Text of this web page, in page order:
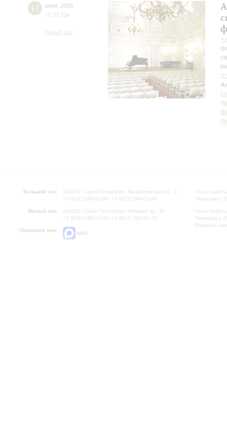
17 июня 2026
19:00 Ср
Малый зал
Большой зал:
191186, Санкт-Петербург, Михайловская ул., 2
+7 (812) 240-01-00, +7 (812) 240-01-80
Малый зал:
191011, Санкт-Петербург, Невский пр., 30
+7 (812) 240-01-00, +7 (812) 240-01-70
Напишите нам:
MAX
Часы
Перерыв с
Часы
Перерыв с
Вопросы